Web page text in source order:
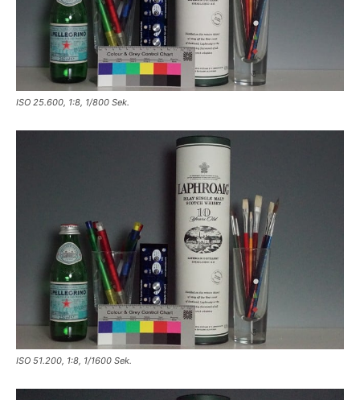
ISO 25.600, 1:8, 1/800 Sek.
ISO 51.200, 1:8, 1/1600 Sek.